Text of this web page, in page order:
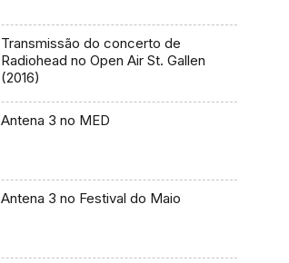
Transmissão do concerto de
Radiohead no Open Air St. Gallen
(2016)
Antena 3 no MED
Antena 3 no Festival do Maio